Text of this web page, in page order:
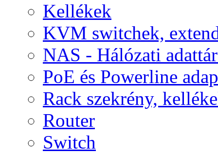
Kellékek
KVM switchek,
NAS - Hálózati
PoE és Powerline
Rack szekrény,
Router
Switch